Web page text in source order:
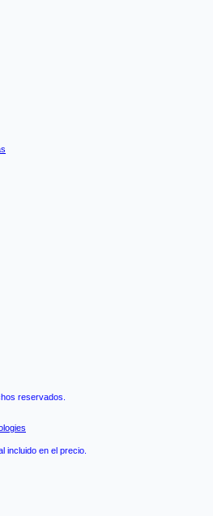
reservados.
incluido en el precio.